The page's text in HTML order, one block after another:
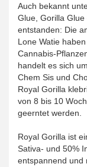
Auch bekannt
Glue, Gorilla
entstanden: Die
Lone Watie
Cannabis-
handelt es sich
Chem Sis und
Royal Gorilla
von 8 bis 10
geerntet werden.
Royal Gorilla ist
Sativa- und 50%
entspannend und